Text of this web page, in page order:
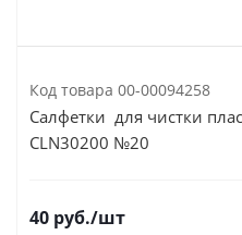
Код товара 00-00094258
Салфетки для чистки
CLN30200 №20
40 руб./шт